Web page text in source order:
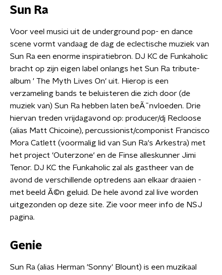
Sun Ra
Voor veel musici uit de underground pop- en dance
scene vormt vandaag de dag de eclectische muziek van
Sun Ra een enorme inspiratiebron. DJ KC de Funkaholic
bracht op zijn eigen label onlangs het Sun Ra tribute-
album ' The Myth Lives On' uit. Hierop is een
verzameling bands te beluisteren die zich door (de
muziek van) Sun Ra hebben laten beÃ¯nvloeden. Drie
hiervan treden vrijdagavond op: producer/dj Recloose
(alias Matt Chicoine), percussionist/componist Francisco
Mora Catlett (voormalig lid van Sun Ra's Arkestra) met
het project 'Outerzone' en de Finse alleskunner Jimi
Tenor. DJ KC the Funkaholic zal als gastheer van de
avond de verschillende optredens aan elkaar draaien -
met beeld Ã©n geluid. De hele avond zal live worden
uitgezonden op deze site. Zie voor meer info de NSJ
pagina.
Genie
Sun Ra (alias Herman 'Sonny' Blount) is een muzikaal